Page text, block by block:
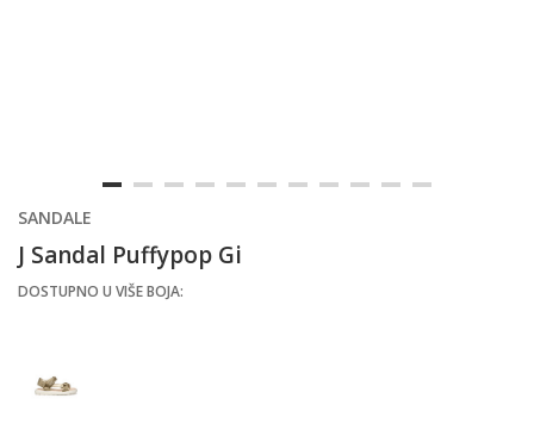
SANDALE
J Sandal Puffypop Gi
DOSTUPNO U VIŠE BOJA: